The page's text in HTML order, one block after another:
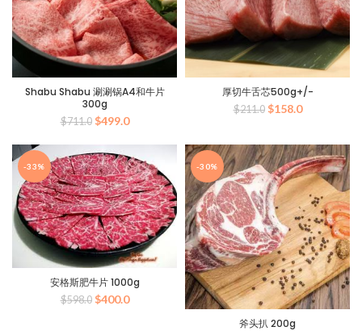
Shabu Shabu 涮涮锅A4和牛片
300g
$711.0 原
为：
$711.0。
$499.0当
价
格
为：
$499.0。
厚切牛舌芯500g+/-
$211.0 原
$211.0。
$158.0当
格
为：
$158.0。
-33%
安格斯肥牛片 1000g
$598.0 原
$400.0当
-30%
斧头扒 200g